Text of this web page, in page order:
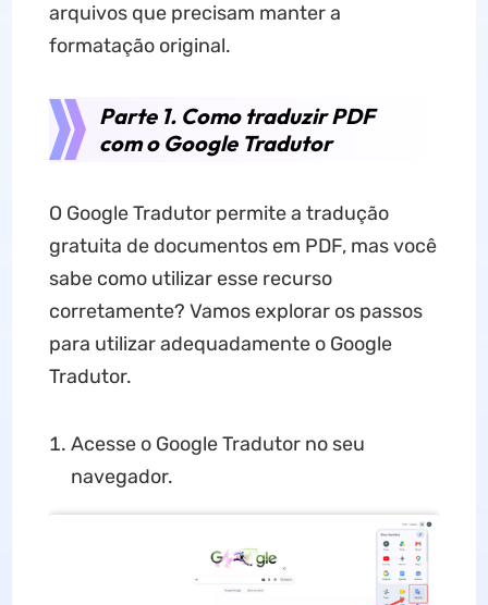
arquivos que precisam manter a
formatação original.
Parte 1. Como traduzir PDF
com o Google Tradutor
O Google Tradutor permite a tradução
gratuita de documentos em PDF, mas você
sabe como utilizar esse recurso
corretamente? Vamos explorar os passos
para utilizar adequadamente o Google
Tradutor.
Acesse o Google Tradutor no seu
navegador.